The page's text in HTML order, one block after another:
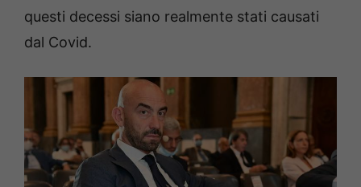
questi decessi siano realmente stati causati
dal Covid.